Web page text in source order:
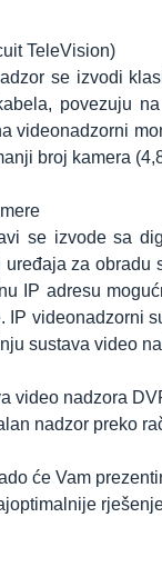
TeleVision)
se izvodi
povezuju
videonadzorni
broj kamera
se izvode sa
za
IP adresu
IP videonadzorni
sustava video
video nadzora
nadzor preko
će Vam